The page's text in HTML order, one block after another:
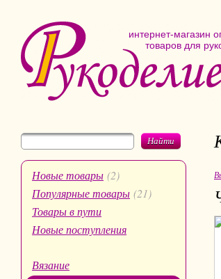
интернет-магазин
товаров для
Найти
Новые товары (2)
Популярные товары (21)
Товары в пути
Новые поступления
Вязание